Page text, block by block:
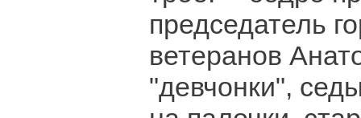
председатель
ветеранов
"девчонки",